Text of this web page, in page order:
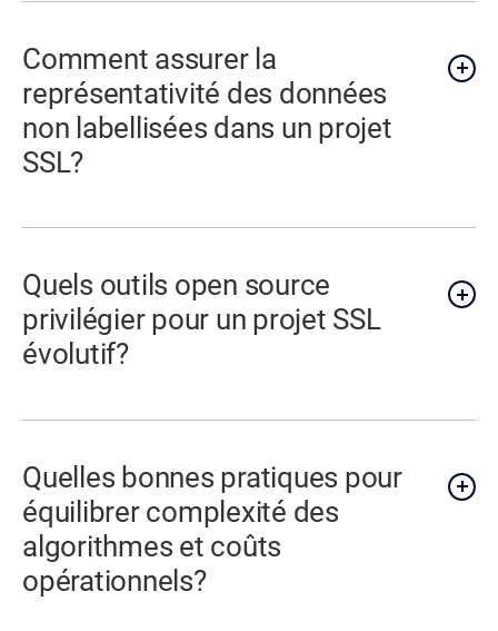
Comment assurer la
représentativité des données
non labellisées dans un projet
SSL?
Quels outils open source
privilégier pour un projet SSL
évolutif?
Quelles bonnes pratiques pour
équilibrer complexité des
algorithmes et coûts
opérationnels?